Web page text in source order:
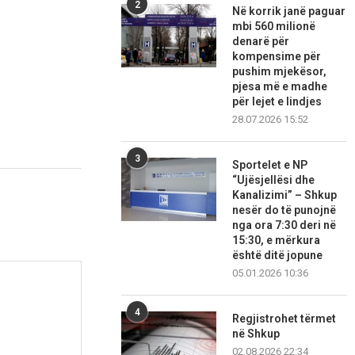
2
Në korrik janë paguar
mbi 560 milionë
denarë për
kompensime për
pushim mjekësor,
pjesa më e madhe
për lejet e lindjes
28.07.2026 15:52
3
Sportelet e NP
“Ujësjellësi dhe
Kanalizimi” – Shkup
nesër do të punojnë
nga ora 7:30 deri në
15:30, e mërkura
është ditë jopune
05.01.2026 10:36
4
Regjistrohet tërmet
në Shkup
02.08.2026 22:34